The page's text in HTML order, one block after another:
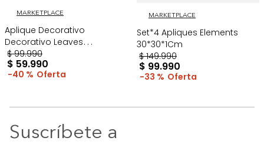
MARKETPLACE
Aplique Decorativo
Decorativo Leaves
60*30*1Cm Dorado
$ 99.990
$ 59.990
40 %
MARKETPLACE
Set*4 Apliques Elements
30*30*1Cm
$ 149.990
$ 99.990
33 %
Suscríbete a